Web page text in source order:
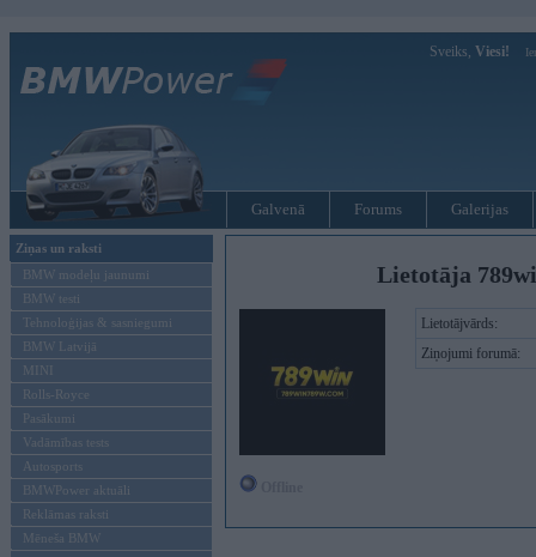
Sveiks, Viesi!
Galvenā Forums Galerijas
Ziņas un raksti
BMW modeļu jaunumi
BMW testi
Tehnoloģijas & sasniegumi
BMW Latvijā
MINI
Rolls-Royce
Pasākumi
Vadāmības tests
Autosports
BMWPower aktuāli
Reklāmas raksti
Mēneša BMW
Lietotāja
Lietotājvārds:
Ziņojumi forumā: